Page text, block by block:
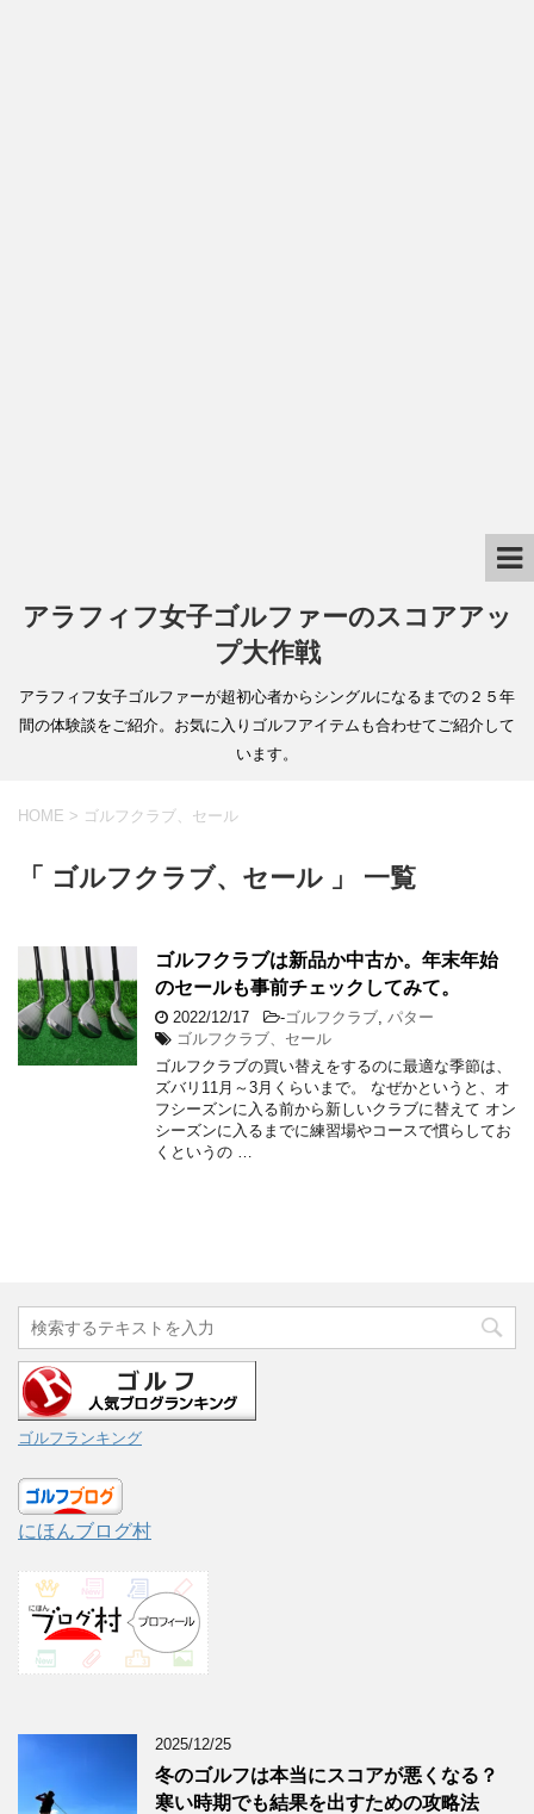
アラフィフ女子ゴルファーのスコアアッ
プ大作戦
アラフィフ女子ゴルファーが超初心者からシングルになるまでの２５年
間の体験談をご紹介。お気に入りゴルフアイテムも合わせてご紹介して
います。
HOME > ゴルフクラブ、セール
「 ゴルフクラブ、セール 」 一覧
ゴルフクラブは新品か中古か。年末年始
のセールも事前チェックしてみて。
2022/12/17 -ゴルフクラブ パター
ゴルフクラブ、セール
ゴルフクラブの買い替えをするのに最適な季節は、
ズバリ11月～3月くらいまで。 なぜかというと、オ
フシーズンに入る前から新しいクラブに替えて オン
シーズンに入るまでに練習場やコースで慣らしてお
くというの …
ゴルフランキング
にほんブログ村
2025/12/25
冬のゴルフは本当にスコアが悪くなる？
寒い時期でも結果を出すための攻略法